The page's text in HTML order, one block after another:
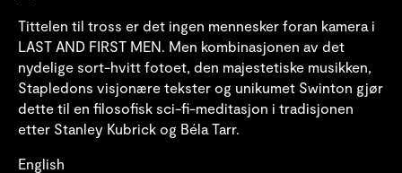
Tittelen til tross er det ingen mennesker foran kamera i
LAST AND FIRST MEN. Men kombinasjonen av det
nydelige sort-hvitt fotoet, den majestetiske musikken,
Stapledons visjonære tekster og unikumet Swinton gjør
dette til en filosofisk sci-fi-meditasjon i tradisjonen
etter Stanley Kubrick og Béla Tarr.
English